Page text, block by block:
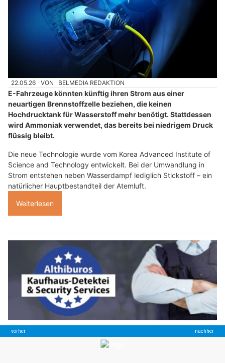
22.05.26 VON BELMEDIA REDAKTION
E-Fahrzeuge könnten künftig ihren Strom aus einer
neuartigen Brennstoffzelle beziehen, die keinen
Hochdrucktank für Wasserstoff mehr benötigt. Stattdessen
wird Ammoniak verwendet, das bereits bei niedrigem Druck
flüssig bleibt.
Die neue Technologie wurde vom Korea Advanced Institute of
Science and Technology entwickelt. Bei der Umwandlung in
Strom entstehen neben Wasserdampf lediglich Stickstoff – ein
natürlicher Hauptbestandteil der Atemluft.
Weiterlesen
Althiburos Security Services.ch – Ihr Sicherheitsdienst für die Schweiz & Österreich